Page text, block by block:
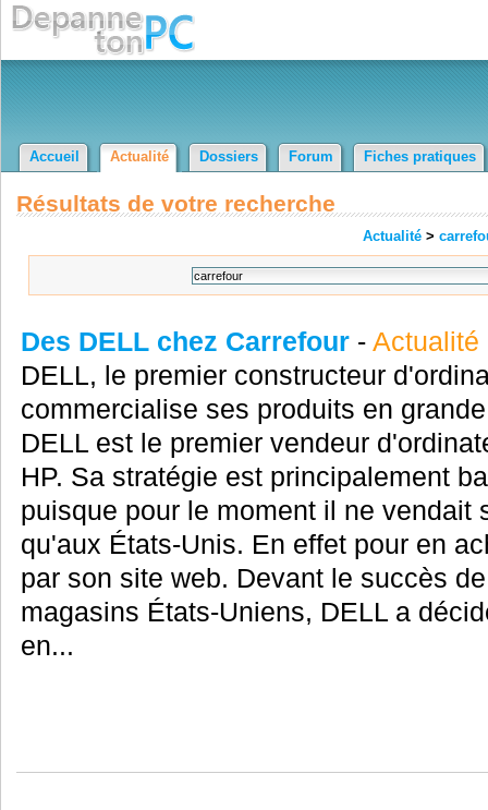
Accueil Actualité Dossiers Forum Fiches pratiques
Résultats de votre recherche
Actualité >
Des DELL chez Carrefour- Actualité
DELL, le premier constructeur
commercialise ses produits en
DELL est le premier vendeur
HP. Sa stratégie est principalement
puisque pour le moment il ne vendait
qu'aux États-Unis. En effet pour en
par son site web. Devant le succès
magasins États-Uniens, DELL a
en...